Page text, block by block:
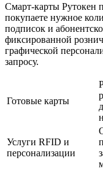
Смарт-карты Рутокен
покупаете нужное
подписок и
фиксированной
графической
запросу.
Готовые карты
Услуги RFID и
персонализации